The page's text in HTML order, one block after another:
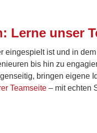
Lerne unser
ist und in
bis hin zu
bringen eigene
Teamseite – mit echten